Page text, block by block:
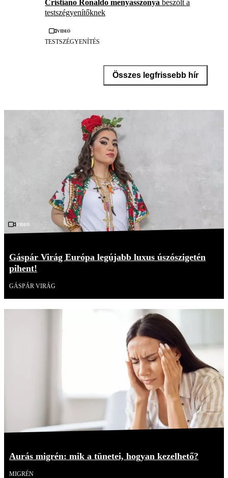
Cristiano Ronaldo menyasszonya beszólt a
testszégyenítőknek
Videó
TESTSZÉGYENÍTÉS
Összes legfrissebb hír
Videó
Gáspár Virág Európa legújabb luxus úszószigetén
pihent!
GÁSPÁR VIRÁG
Aurás migrén: mik a tünetei, hogyan kezelhető?
MIGRÉN